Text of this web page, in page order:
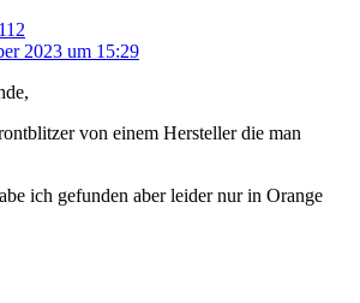
2023 um 15:29
von einem Hersteller die man
ich gefunden aber leider nur in Orange